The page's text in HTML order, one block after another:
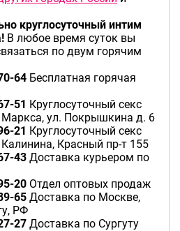
круглосуточный интим
В любое время суток вы
по двум горячим
64 Бесплатная горячая
51 Круглосуточный секс
ул. Покрышкина д. 6
21 Круглосуточный секс
Красный пр-т 155
43 Доставка курьером по
20 Отдел оптовых продаж
65 Доставка по Москве,
РФ
27 Доставка по Сургуту